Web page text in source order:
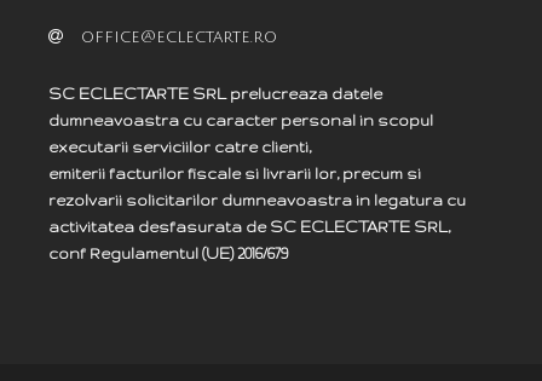
office@eclectarte.ro
SC ECLECTARTE SRL prelucreaza datele
dumneavoastra cu caracter personal in scopul
executarii serviciilor catre clienti,
emiterii facturilor fiscale si livrarii lor, precum si
rezolvarii solicitarilor dumneavoastra in legatura cu
activitatea desfasurata de SC ECLECTARTE SRL,
conf Regulamentul (UE) 2016/679